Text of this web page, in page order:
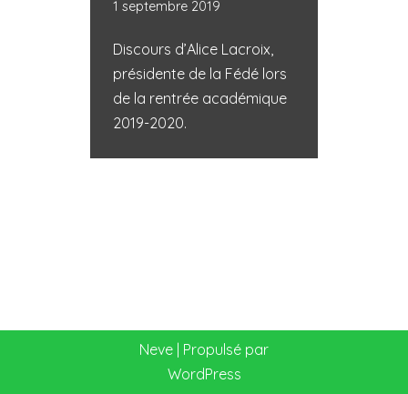
1 septembre 2019
Discours d’Alice Lacroix,
présidente de la Fédé lors
de la rentrée académique
2019-2020.
Neve | Propulsé par
WordPress